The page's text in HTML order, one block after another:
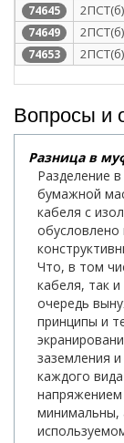
74645
74649
74653
Вопросы и
Разница в
Разделение
бумажной
кабеля с
Что, в том
кабеля, так
очередь
принципы и
заземления
каждого
напряжением
минимальны,